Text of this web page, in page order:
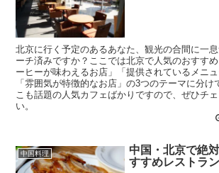
北京に行く予定のあるあなた、観光の合間に一
ーチ済みですか？ここでは北京で人気のおすす
ーヒーが味わえるお店」「提供されているメニュ
「雰囲気が特徴的なお店」の3つのテーマに分
こも話題の人気カフェばかりですので、ぜひチ
い。
中国料理
中国・北京で絶
すすめレストラ